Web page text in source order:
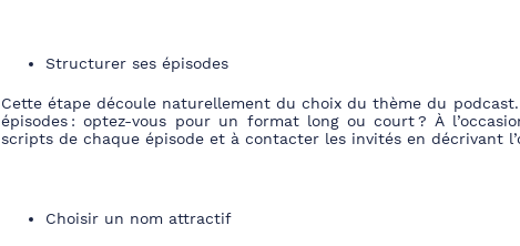
Structurer ses épisodes
Cette étape découle naturellement du choix du thème du
épisodes : optez-vous pour un format long ou court ? À
scripts de chaque épisode et à contacter les invités en décrivant
Choisir un nom attractif